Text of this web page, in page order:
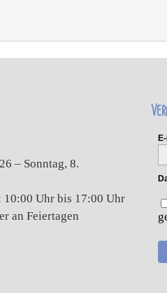
– Sonntag, 8.
10:00 Uhr bis 17:00 Uhr
an Feiertagen